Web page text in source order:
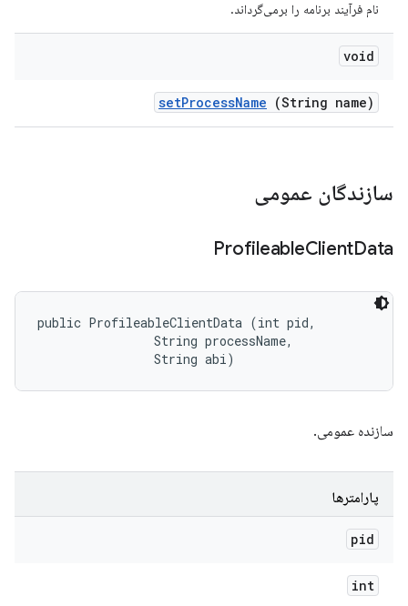
نام فرآیند برنامه را برمی‌گرداند.
void
setProcessName (String name)
سازندگان عمومی
ProfileableClientData
public ProfileableClientData (int pid,
                String processName,
                String abi)
سازنده عمومی.
پارامترها
pid
int